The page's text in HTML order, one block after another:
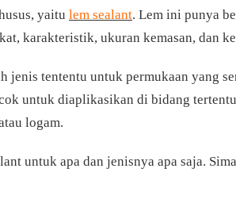
yaitu lem sealant. Lem ini punya
karakteristik, ukuran kemasan, dan
jenis tententu untuk permukaan yang
untuk diaplikasikan di bidang
logam.
untuk apa dan jenisnya apa saja.